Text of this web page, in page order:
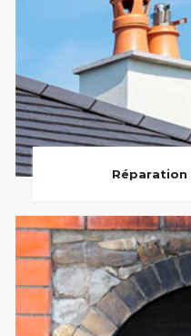
Réparation